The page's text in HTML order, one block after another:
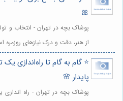
🎀
پوشاک بچه در تهران - انتخاب و
از هنر، دقت و درک نیازهای
⭐️ گام به گام تا راه‌اندازی
پایدار 🌸
پوشاک بچه در تهران - راه